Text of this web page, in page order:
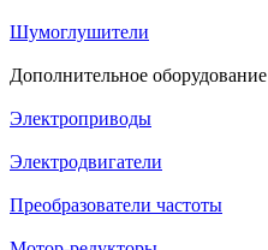
Шумоглушители
Дополнительное оборудование
Электроприводы
Электродвигатели
Преобразователи частоты